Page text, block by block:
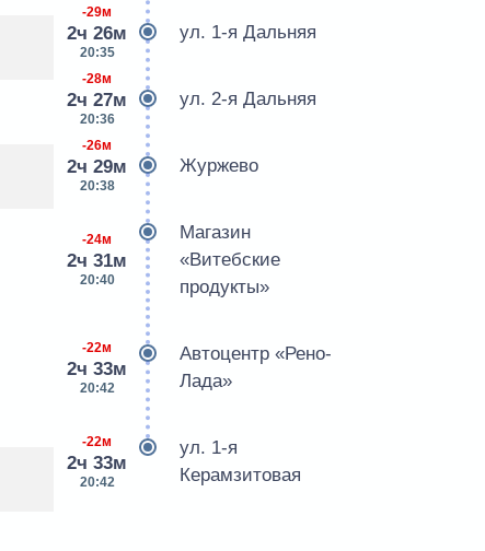
-29м
2ч 26м
20:35
ул. 1-я Дальняя
-28м
2ч 27м
20:36
ул. 2-я Дальняя
-26м
2ч 29м
20:38
Журжево
-24м
2ч 31м
20:40
Магазин
«Витебские
продукты»
-22м
2ч 33м
20:42
Автоцентр «Рено-
Лада»
-22м
2ч 33м
20:42
ул. 1-я
Керамзитовая